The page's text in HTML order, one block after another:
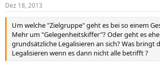
Dez 18, 2013
Um welche "Zielgruppe" geht es bei so einem
Mehr um "Gelegenheitskiffer"? Oder geht es
grundsätzliche Legalisieren an sich? Was bringt
Legalisieren wenn es dann nicht alle betrifft ?